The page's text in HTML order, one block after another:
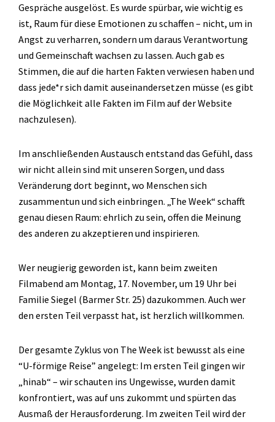
Gespräche ausgelöst. Es wurde spürbar, wie wichtig es
ist, Raum für diese Emotionen zu schaffen – nicht, um in
Angst zu verharren, sondern um daraus Verantwortung
und Gemeinschaft wachsen zu lassen. Auch gab es
Stimmen, die auf die harten Fakten verwiesen haben und
dass jede*r sich damit auseinandersetzen müsse (es gibt
die Möglichkeit alle Fakten im Film auf der Website
nachzulesen).
Im anschließenden Austausch entstand das Gefühl, dass
wir nicht allein sind mit unseren Sorgen, und dass
Veränderung dort beginnt, wo Menschen sich
zusammentun und sich einbringen. „The Week“ schafft
genau diesen Raum: ehrlich zu sein, offen die Meinung
des anderen zu akzeptieren und inspirieren.
Wer neugierig geworden ist, kann beim zweiten
Filmabend am Montag, 17. November, um 19 Uhr bei
Familie Siegel (Barmer Str. 25) dazukommen. Auch wer
den ersten Teil verpasst hat, ist herzlich willkommen.
Der gesamte Zyklus von The Week ist bewusst als eine
“U-förmige Reise” angelegt: Im ersten Teil gingen wir
„hinab“ – wir schauten ins Ungewisse, wurden damit
konfrontiert, was auf uns zukommt und spürten das
Ausmaß der Herausforderung. Im zweiten Teil wird der